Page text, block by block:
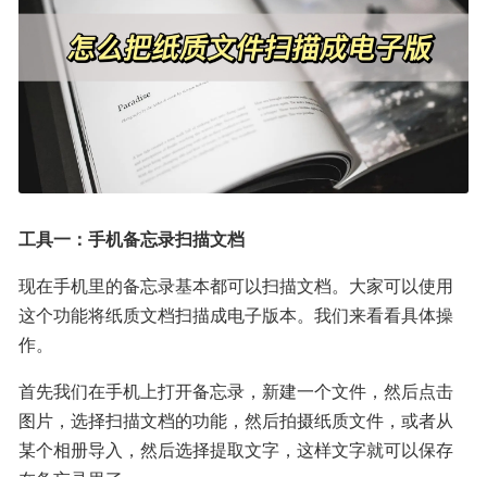
工具一：手机备忘录扫描文档
现在手机里的备忘录基本都可以扫描文档。大家可以使用
这个功能将纸质文档扫描成电子版本。我们来看看具体操
作。
首先我们在手机上打开备忘录，新建一个文件，然后点击
图片，选择扫描文档的功能，然后拍摄纸质文件，或者从
某个相册导入，然后选择提取文字，这样文字就可以保存